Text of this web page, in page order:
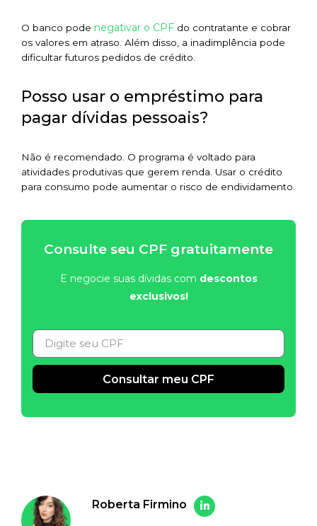
O banco pode negativar o CPF do contratante e cobrar
os valores em atraso. Além disso, a inadimplência pode
dificultar futuros pedidos de crédito.
Posso usar o empréstimo para
pagar dívidas pessoais?
Não é recomendado. O programa é voltado para
atividades produtivas que gerem renda. Usar o crédito
para consumo pode aumentar o risco de endividamento.
Consulte seu CPF gratuitamente
E negocie suas dívidas com descontos
exclusivos!
Consultar meu CPF
Roberta Firmino